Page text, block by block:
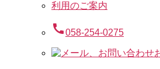
利用のご案内
call058-254-0275